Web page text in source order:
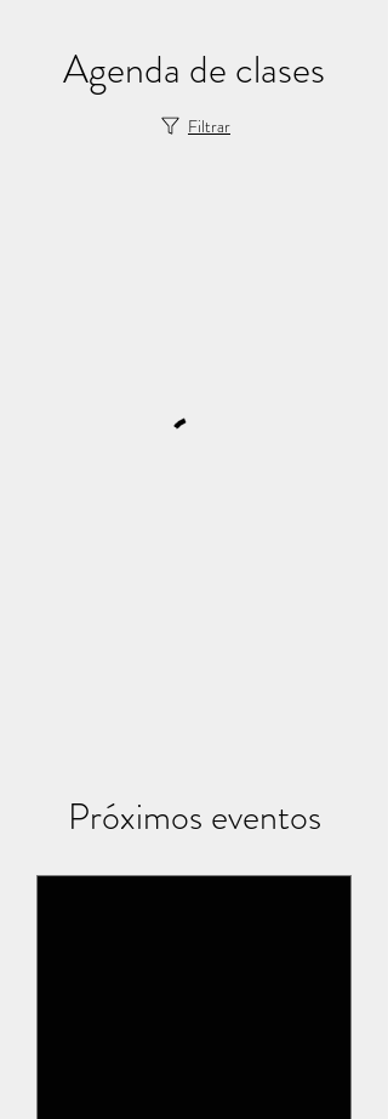
Agenda de clases
Filtrar
Próximos eventos